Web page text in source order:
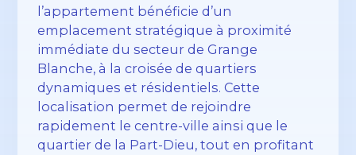
l’appartement bénéficie d’un
emplacement stratégique à proximité
immédiate du secteur de Grange
Blanche, à la croisée de quartiers
dynamiques et résidentiels. Cette
localisation permet de rejoindre
rapidement le centre-ville ainsi que le
quartier de la Part-Dieu, tout en profitant